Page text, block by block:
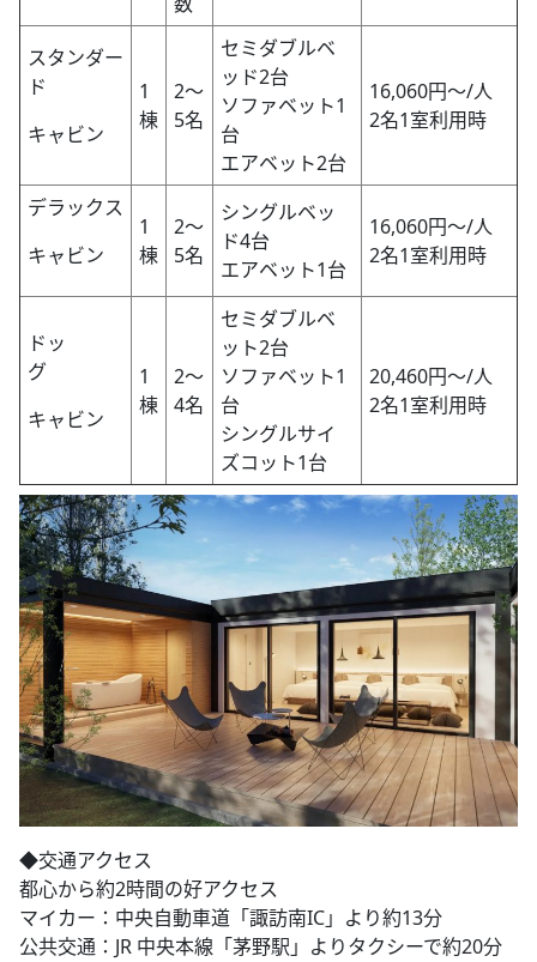
スタンダー
ド
キャビン
1
棟
2～
5名
セミダブルベ
ッド2台
ソファベット1
台
エアベット2台
16,060円～/人
2名1室利用時
デラックス
キャビン
1
棟
2～
5名
シングルベッ
ド4台
エアベット1台
16,060円～/人
2名1室利用時
ドッ
グ
キャビン
1
棟
2～
4名
セミダブルベ
ット2台
ソファベット1
台
シングルサイ
ズコット1台
20,460円～/人
2名1室利用時
◆交通アクセス
都心から約2時間の好アクセス
マイカー：中央自動車道「諏訪南IC」より約13分
公共交通：JR 中央本線「茅野駅」よりタクシーで約20分